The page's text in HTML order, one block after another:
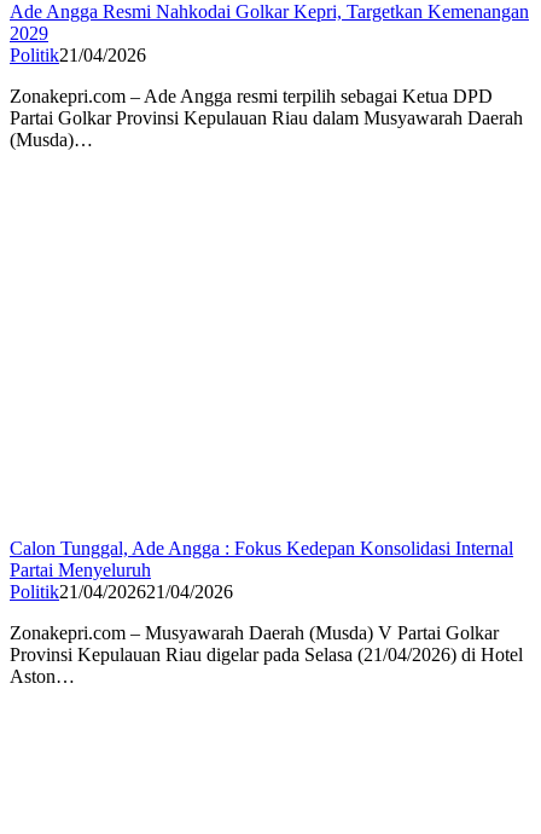
Ade Angga Resmi Nahkodai Golkar Kepri, Targetkan Kemenangan
2029
Politik21/04/2026
Zonakepri.com – Ade Angga resmi terpilih sebagai Ketua DPD
Partai Golkar Provinsi Kepulauan Riau dalam Musyawarah Daerah
(Musda)…
Calon Tunggal, Ade Angga : Fokus Kedepan Konsolidasi Internal
Partai Menyeluruh
Politik21/04/202621/04/2026
Zonakepri.com – Musyawarah Daerah (Musda) V Partai Golkar
Provinsi Kepulauan Riau digelar pada Selasa (21/04/2026) di Hotel
Aston…